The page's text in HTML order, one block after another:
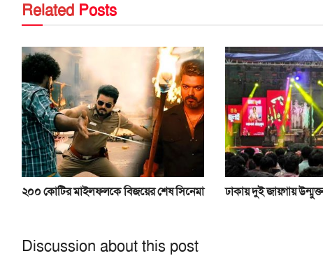
RelatedPosts
২০০ কোটির মাইলফলকে বিজয়ের শেষ সিনেমা ঢাকায় দুই জায়গায়
Discussion about this post